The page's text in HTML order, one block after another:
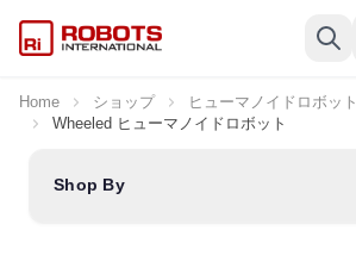
Home ショップ
ヒューマノイドロボット
Wheeled ヒューマノイドロボット
Shop By